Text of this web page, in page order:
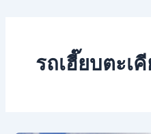
รถเฮี๊ยบตะเ